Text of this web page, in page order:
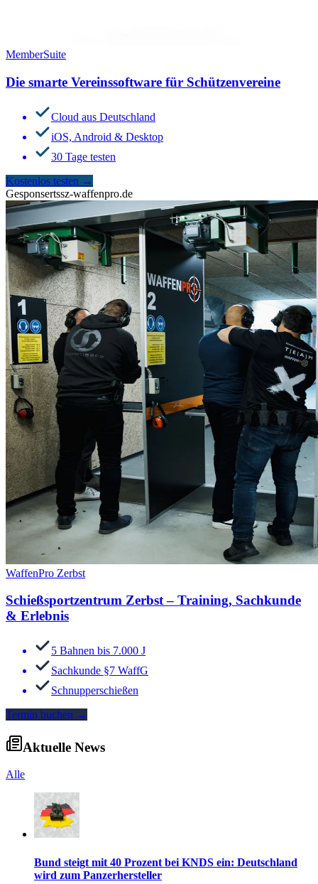
MemberSuite
Die smarte Vereinssoftware für Schützenvereine
Cloud aus Deutschland
iOS, Android & Desktop
30 Tage testen
Kostenlos testen →
Gesponsertssz-waffenpro.de
WaffenPro Zerbst
Schießsportzentrum Zerbst – Training, Sachkunde
& Erlebnis
5 Bahnen bis 7.000 J
Sachkunde §7 WaffG
Schnupperschießen
Termin buchen →
Aktuelle News
Alle
Bund steigt mit 40 Prozent bei KNDS ein: Deutschland
wird zum Panzerhersteller